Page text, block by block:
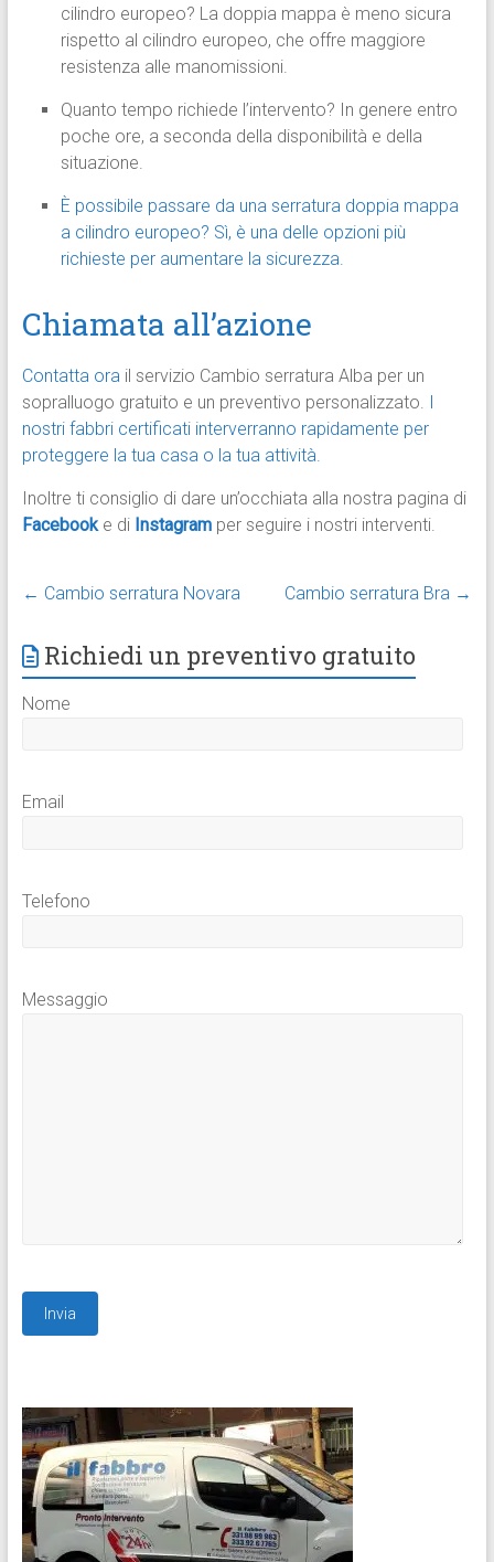
cilindro europeo? La doppia mappa è meno sicura
rispetto al cilindro europeo, che offre maggiore
resistenza alle manomissioni.
Quanto tempo richiede l’intervento? In genere entro
poche ore, a seconda della disponibilità e della
situazione.
È possibile passare da una serratura doppia mappa
a cilindro europeo? Sì, è una delle opzioni più
richieste per aumentare la sicurezza.
Chiamata all’azione
Contatta orail servizio Cambio serratura Alba per un
sopralluogo gratuito e un preventivo personalizzato.
nostri fabbri certificati interverranno rapidamente per
proteggere la tua casa o la tua attività.
Inoltre ti consiglio di dare un’occhiata alla nostra pagina di
Facebook e di Instagram per seguire i nostri interventi.
← Cambio serratura Novara Cambio serratura Bra →
Richiedi un preventivo gratuito
Nome
Email
Telefono
Messaggio